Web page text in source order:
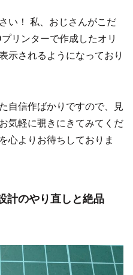
い！ 私、おじさんがこだ
リンターで作成したオリ
示されるようになっており
自信作ばかりですので、見
気軽に覗きにきてみてくだ
心よりお待ちしておりま
計のやり直しと絶品